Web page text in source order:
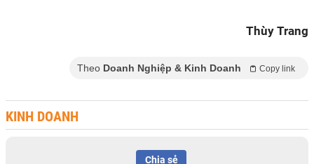
Thùy Trang
Theo Doanh Nghiệp & Kinh Doanh Copy link
KINH DOANH
Chia sẻ